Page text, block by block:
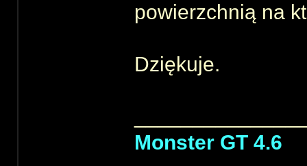
powierzchnią na
Dziękuje.
Monster GT 4.6